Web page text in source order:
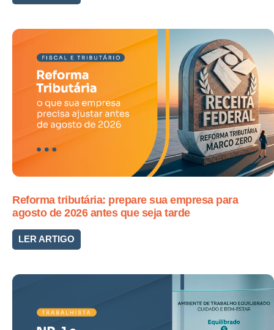
Reforma tributária: prepare sua empresa para
agosto de 2026 antes que seja tarde
LER ARTIGO